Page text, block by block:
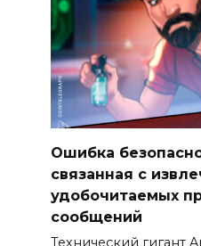
Ошибка
связанная с
удобочитаемых
сообщений
Технический гигант